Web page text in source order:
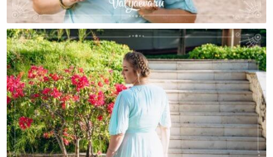
Лечим Вирус В Домашних Условиях